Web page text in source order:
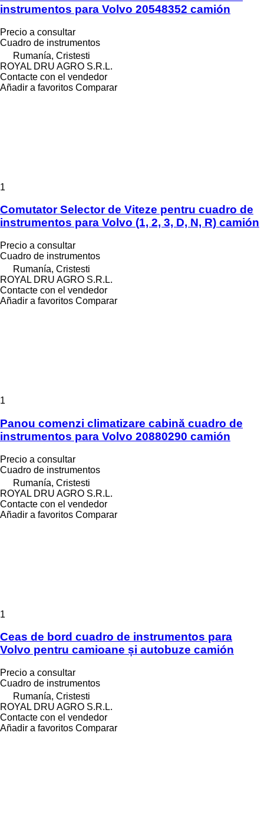
instrumentos para Volvo 20548352 camión
Precio a consultar
Cuadro de instrumentos
Rumanía, Cristesti
ROYAL DRU AGRO S.R.L.
Contacte con el vendedor
Añadir a favoritos Comparar
1
Comutator Selector de Viteze pentru cuadro de
instrumentos para Volvo (1, 2, 3, D, N, R) camión
Precio a consultar
Cuadro de instrumentos
Rumanía, Cristesti
ROYAL DRU AGRO S.R.L.
Contacte con el vendedor
Añadir a favoritos Comparar
1
Panou comenzi climatizare cabină cuadro de
instrumentos para Volvo 20880290 camión
Precio a consultar
Cuadro de instrumentos
Rumanía, Cristesti
ROYAL DRU AGRO S.R.L.
Contacte con el vendedor
Añadir a favoritos Comparar
1
Ceas de bord cuadro de instrumentos para
Volvo pentru camioane și autobuze camión
Precio a consultar
Cuadro de instrumentos
Rumanía, Cristesti
ROYAL DRU AGRO S.R.L.
Contacte con el vendedor
Añadir a favoritos Comparar